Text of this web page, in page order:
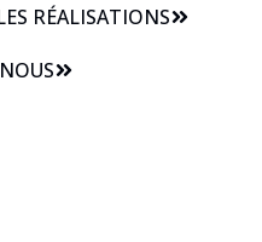
RÉALISATIONS